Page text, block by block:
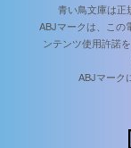
青い鳥文庫は正
ABJマークは、この
ンテンツ使用許諾
ABJマーク